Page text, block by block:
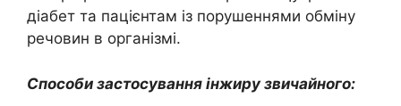
діабет та пацієнтам із порушеннями обміну
речовин в організмі.
Способи застосування інжиру звичайного: